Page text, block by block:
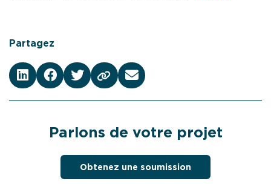
Partagez
Parlons de votre projet
Obtenez une soumission